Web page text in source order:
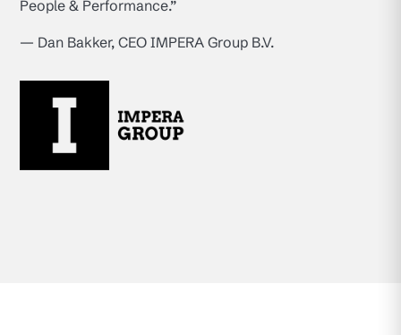
People & Performance.”
— Dan Bakker, CEO IMPERA Group B.V.